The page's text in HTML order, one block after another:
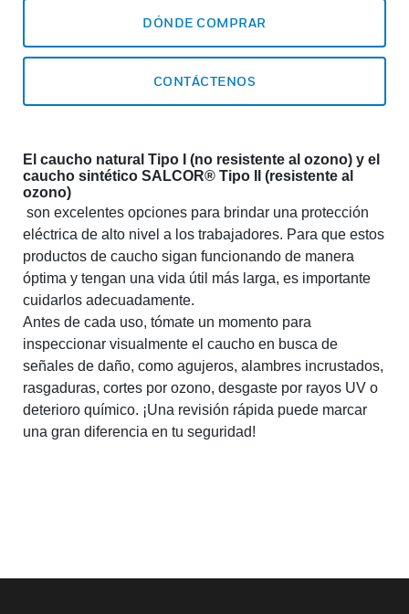
DÓNDE COMPRAR
CONTÁCTENOS
El caucho natural Tipo I (no resistente al ozono) y el
caucho sintético SALCOR® Tipo II (resistente al
ozono)
son excelentes opciones para brindar una protección
eléctrica de alto nivel a los trabajadores. Para que estos
productos de caucho sigan funcionando de manera
óptima y tengan una vida útil más larga, es importante
cuidarlos adecuadamente.
Antes de cada uso, tómate un momento para
inspeccionar visualmente el caucho en busca de
señales de daño, como agujeros, alambres incrustados,
rasgaduras, cortes por ozono, desgaste por rayos UV o
deterioro químico. ¡Una revisión rápida puede marcar
una gran diferencia en tu seguridad!